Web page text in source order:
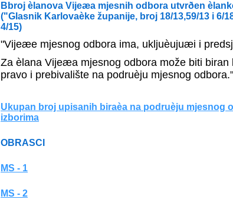
Bbroj èlanova Vijeæa mjesnih odbora utvrðen
("Glasnik Karlovaèke županije, broj 18/13,59/13 i
4/15)
"Vijeæe mjesnog odbora ima, ukljuèujuæi i
Za èlana Vijeæa mjesnog odbora može biti
pravo i prebivalište na podruèju mjesnog odbora."
Ukupan broj upisanih biraèa na podruèju mjesnog
izborima
OBRASCI
MS - 1
MS - 2